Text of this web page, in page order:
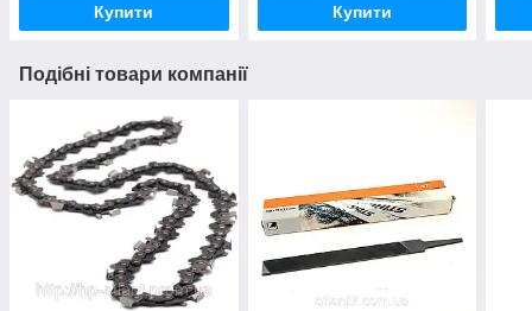
Купити Купити
Подібні товари компанії